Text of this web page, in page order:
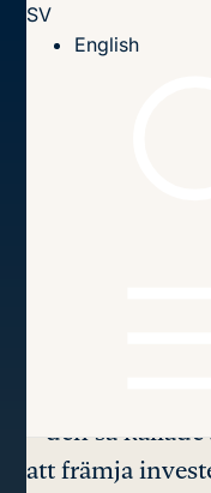
SV
English
– den så
att främja